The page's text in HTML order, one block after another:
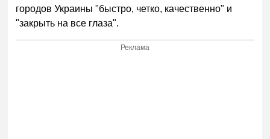
городов Украины "быстро, четко, качественно" и
"закрыть на все глаза".
Реклама